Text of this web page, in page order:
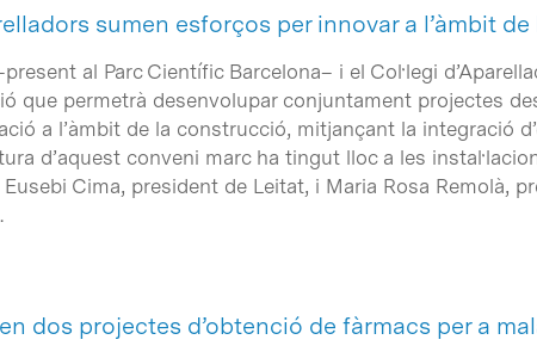
sumen esforços per innovar a l’àmbit
al Parc Científic Barcelona– i el Col·legi
que permetrà desenvolupar conjuntament projectes
a l’àmbit de la construcció, mitjançant la integració
d’aquest conveni marc ha tingut lloc a les
Cima, president de Leitat, i Maria Rosa Remolà,
dos projectes d’obtenció de fàrmacs per a